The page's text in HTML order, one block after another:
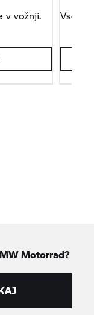
v vožnji.
Vse o
Motorrad?